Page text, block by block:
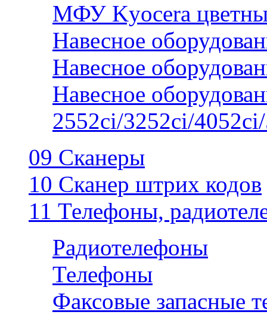
МФУ Kyocera
Навесное
Навесное
Навесное
2552ci/3252ci/
09 Сканеры
10 Сканер штрих кодов
11 Телефоны,
Радиотелефоны
Телефоны
Факсовые запасные